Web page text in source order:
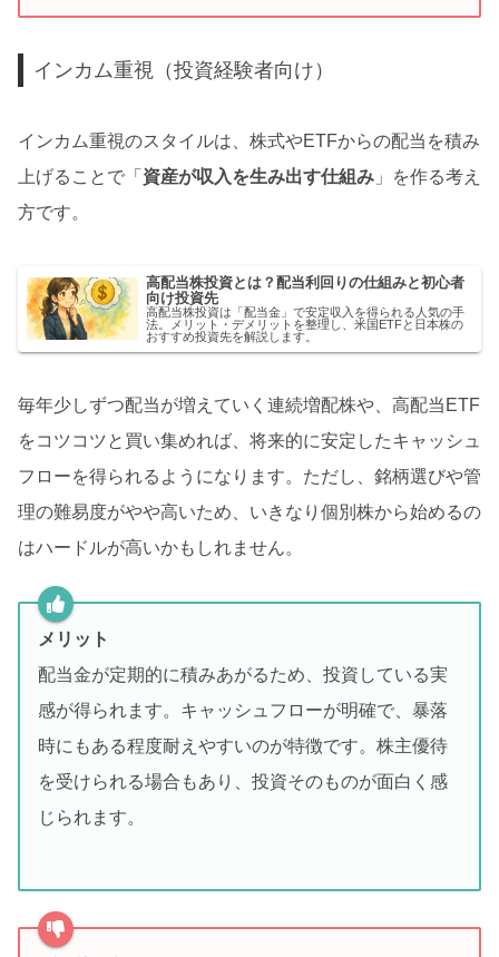
インカム重視（投資経験者向け）
インカム重視のスタイルは、株式やETFからの配当を積み
上げることで「 資産が収入を生み出す仕組み 」を作る考え
方です。
高配当株投資とは？配当利回りの仕組みと初心者
向け投資先
高配当株投資は「配当金」で安定収入を得られる人気の手
法。メリット・デメリットを整理し、米国ETFと日本株の
おすすめ投資先を解説します。
毎年少しずつ配当が増えていく連続増配株や、高配当ETF
をコツコツと買い集めれば、将来的に安定したキャッシュ
フローを得られるようになります。ただし、銘柄選びや管
理の難易度がやや高いため、いきなり個別株から始めるの
はハードルが高いかもしれません。
メリット
配当金が定期的に積みあがるため、投資している実
感が得られます。キャッシュフローが明確で、暴落
時にもある程度耐えやすいのが特徴です。株主優待
を受けられる場合もあり、投資そのものが面白く感
じられます。